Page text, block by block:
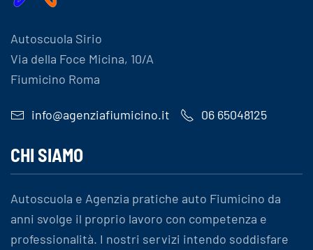
Autoscuola Sirio
Via della Foce Micina, 10/A
Fiumicino Roma
info@agenziafiumicino.it 06 65048125
CHI SIAMO
Autoscuola e Agenzia pratiche auto Fiumicino da
anni svolge il proprio lavoro con competenza e
professionalità. I nostri servizi intendo soddisfare